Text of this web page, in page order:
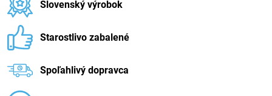
Slovenský výrobok
Starostlivo zabalené
Spoľahlivý dopravca